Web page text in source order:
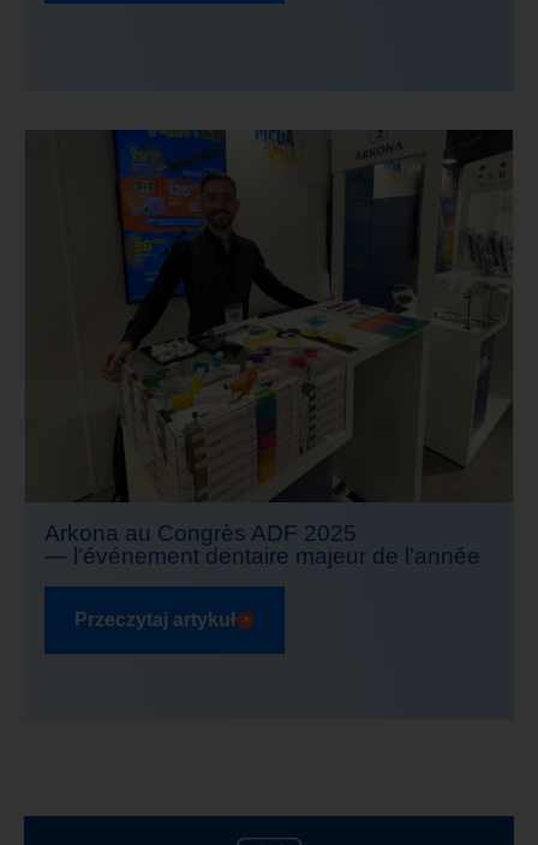
Arkona au Congrès ADF 2025
— l’événement dentaire majeur de l’année
Przeczytaj artykuł